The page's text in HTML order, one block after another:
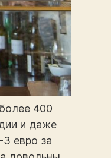
400
и даже
евро за